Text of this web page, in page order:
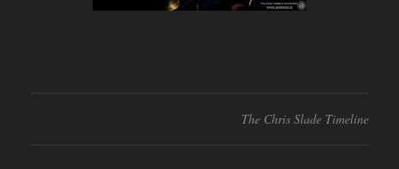
The Chris Slade Timeline